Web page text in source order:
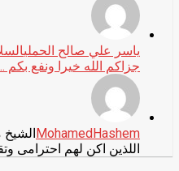
ياسر علي صالح الحملي
جزاكم الله خيرا ونفع بكم
MohamedHashem
اللذين اكن لهم احترامى